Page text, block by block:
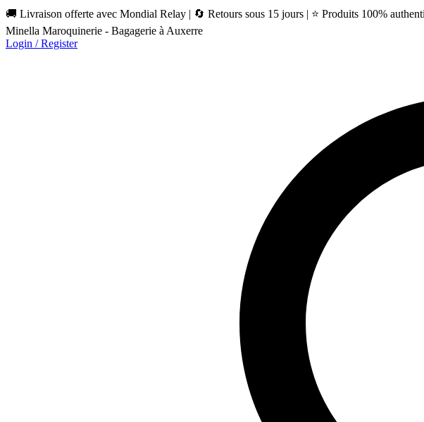
🚚 Livraison offerte avec Mondial Relay | 🔄 Retours sous 15 jours | ⭐ Produits 100%
Minella Maroquinerie - Bagagerie à Auxerre
Login / Register